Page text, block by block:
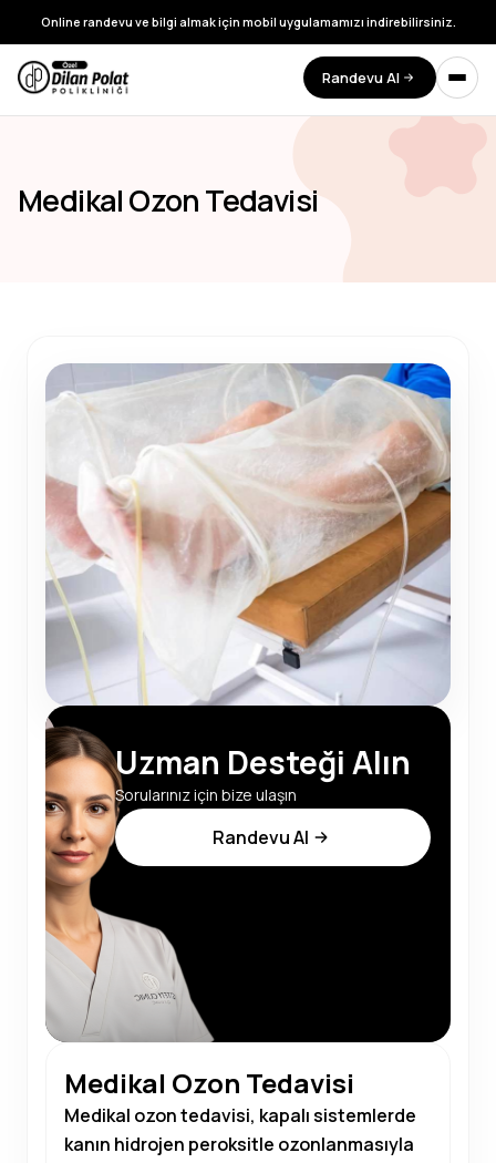
Online randevu ve bilgi almak için mobil uygulamamızı indirebilirsiniz.
Randevu Al
Medikal Ozon Tedavisi
Uzman Desteği Alın
Sorularınız için bize ulaşın
Randevu Al
Medikal Ozon Tedavisi
Medikal ozon tedavisi, kapalı sistemlerde
kanın hidrojen peroksitle ozonlanmasıyla